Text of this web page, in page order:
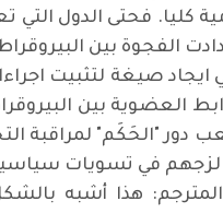
كليا. فحتى الدول
الفجوة بين
ايجاد صيغة لتثبيت
العضوية بين
"الحَكَم" لمراقبة
هذا أشبه